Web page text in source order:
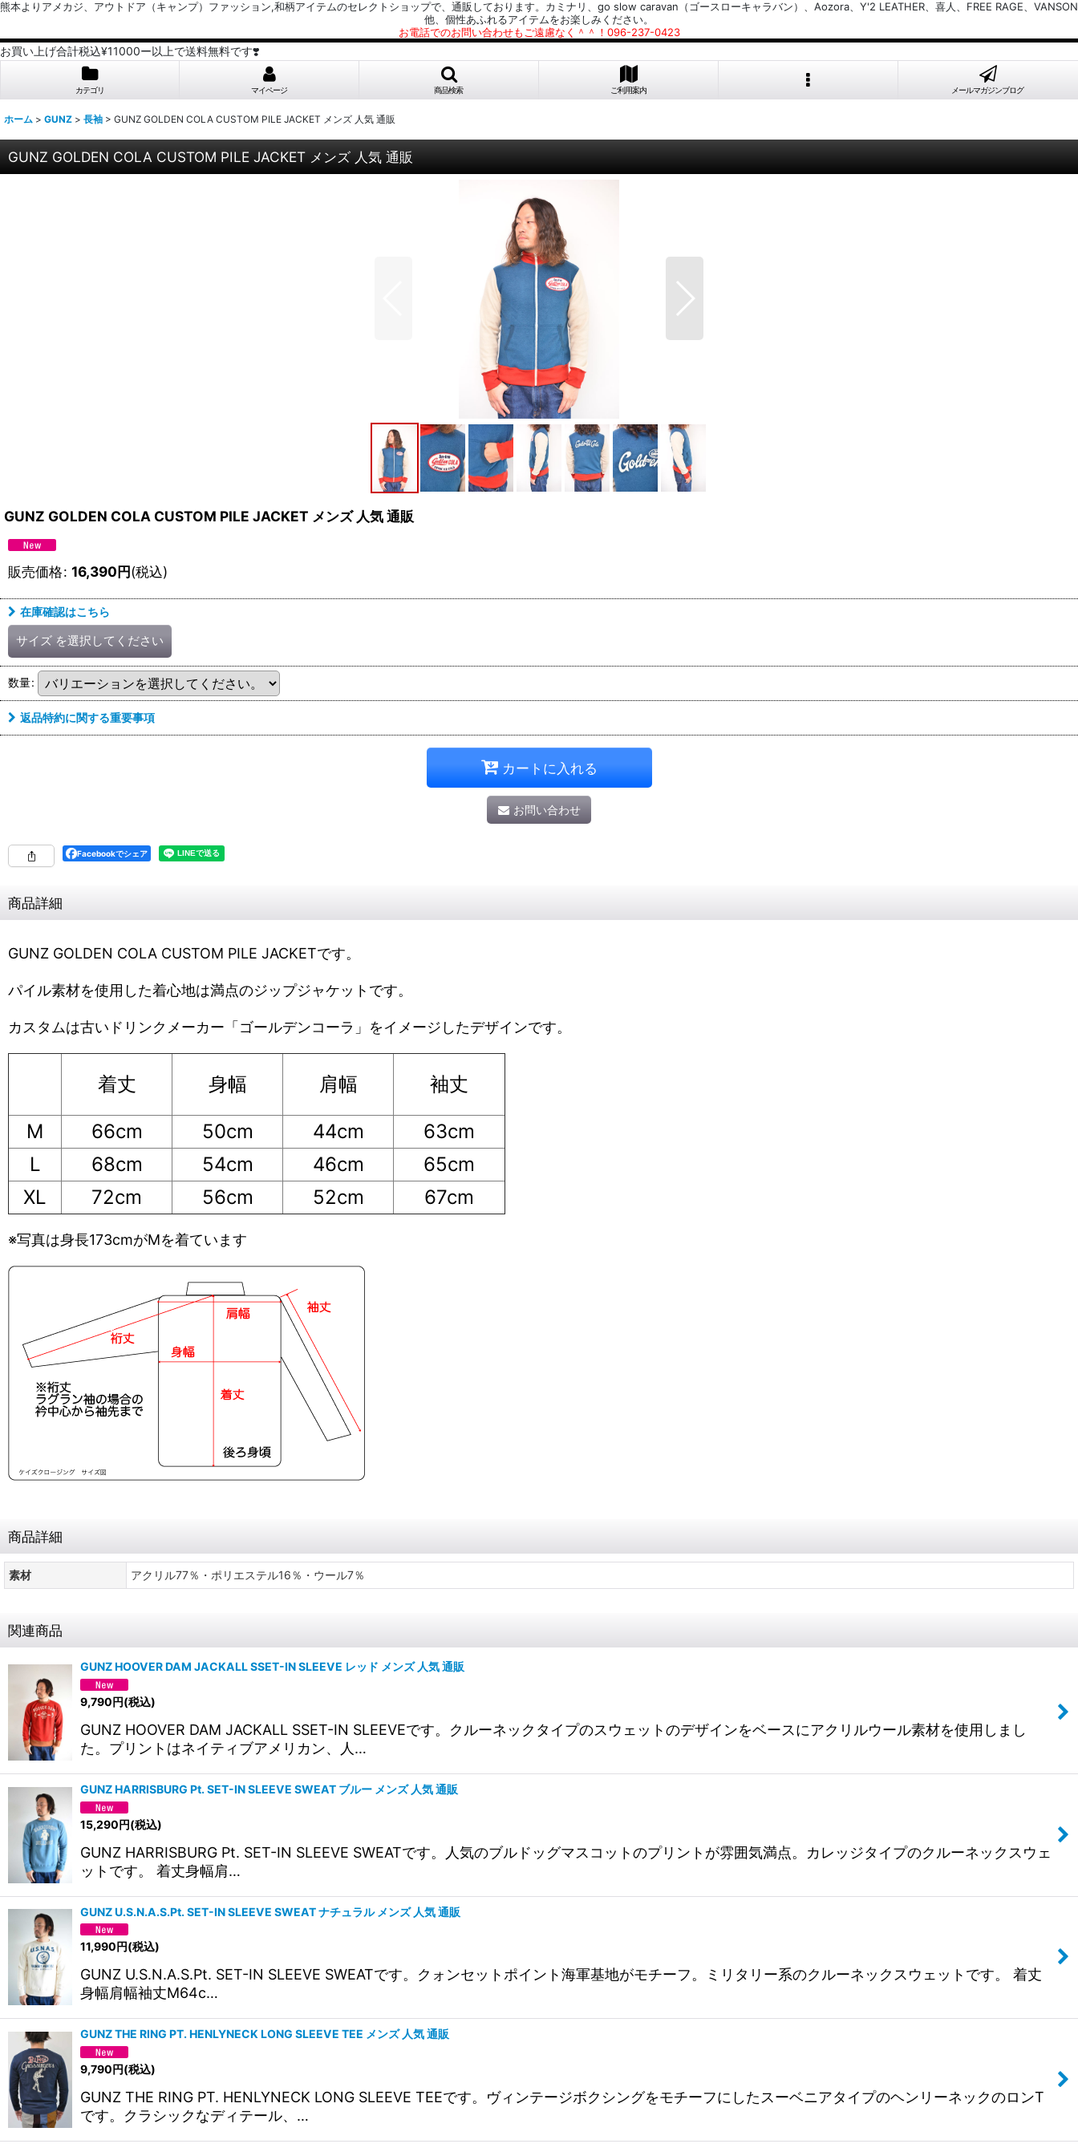
熊本よりアメカジ、アウトドア（キャンプ）ファッション,和柄アイテムのセレクトショップで、通販しております。カミナリ、go slow caravan（ゴースローキャラバン）、Aozora、Y'2 LEATHER、喜人、FREE RAGE、VANSON
他、個性あふれるアイテムをお楽しみください。
お電話でのお問い合わせもご遠慮なく＾＾！096-237-0423
お買い上げ合計税込¥11000ー以上で送料無料です❣️
カテゴリ マイページ 商品検索 ご利用案内 メールマガジンブログ
ホーム > GUNZ > 長袖 > GUNZ GOLDEN COLA CUSTOM PILE JACKET メンズ 人気 通販
GUNZ GOLDEN COLA CUSTOM PILE JACKET メンズ 人気 通販
GUNZ GOLDEN COLA CUSTOM PILE JACKET メンズ 人気 通販
販売価格: 16,390円(税込)
在庫確認はこちら
サイズ を選択してください
数量:
返品特約に関する重要事項
カートに入れる
お問い合わせ
Facebookでシェア
商品詳細
GUNZ GOLDEN COLA CUSTOM PILE JACKETです。
パイル素材を使用した着心地は満点のジップジャケットです。
カスタムは古いドリンクメーカー「ゴールデンコーラ」をイメージしたデザインです。
着丈 身幅 肩幅 袖丈
M 66cm 50cm 44cm
63cm
L
68cm 54cm 46cm
65cm
XL
72cm 56cm 52cm 67cm
※写真は身長173cmがMを着ています
商品詳細
素材 アクリル77％・ポリエステル16％・ウール7％
関連商品
GUNZ HOOVER DAM JACKALL SSET-IN SLEEVE レッド メンズ 人気 通販
9,790円(税込)
GUNZ HOOVER DAM JACKALL SSET-IN SLEEVEです。クルーネックタイプのスウェットのデザインをベースにアクリルウール素材を使用しまし
た。プリントはネイティブアメリカン、人…
GUNZ HARRISBURG Pt. SET-IN SLEEVE SWEAT ブルー メンズ 人気 通販
15,290円(税込)
GUNZ HARRISBURG Pt. SET-IN SLEEVE SWEATです。人気のブルドッグマスコットのプリントが雰囲気満点。カレッジタイプのクルーネックスウェ
ットです。 着丈身幅肩…
GUNZ U.S.N.A.S.Pt. SET-IN SLEEVE SWEAT ナチュラル メンズ 人気 通販
11,990円(税込)
GUNZ U.S.N.A.S.Pt. SET-IN SLEEVE SWEATです。クォンセットポイント海軍基地がモチーフ。ミリタリー系のクルーネックスウェットです。 着丈
身幅肩幅袖丈M64c…
GUNZ THE RING PT. HENLYNECK LONG SLEEVE TEE メンズ 人気 通販
9,790円(税込)
GUNZ THE RING PT. HENLYNECK LONG SLEEVE TEEです。ヴィンテージボクシングをモチーフにしたスーベニアタイプのヘンリーネックのロンT
です。クラシックなディテール、…